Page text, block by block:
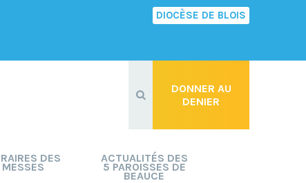
DIOCÈSE DE BLOIS
DONNER AU
DENIER
DES
MESSES
ACTUALITÉS DES
5 PAROISSES DE
BEAUCE